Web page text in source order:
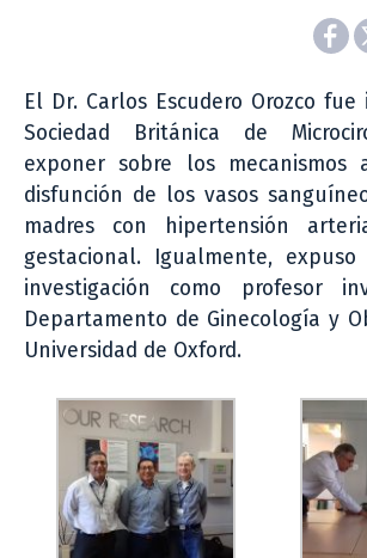
El Dr. Carlos Escudero Orozco
Sociedad Británica de
exponer sobre los mecanismos
disfunción de los vasos
madres con hipertensión
gestacional. Igualmente,
investigación como profesor
Departamento de Ginecología y
Universidad de Oxford.